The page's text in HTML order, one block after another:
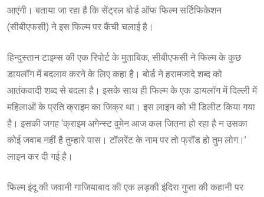
आएंगी। बताया जा रहा है कि सेंट्रल बोर्ड ऑफ फिल्म सर्टिफिकेशन
(सीबीएफसी) ने इस फिल्म पर कैंची चलाई है।
हिन्दुस्तान टाइम्स की एक रिपोर्ट के मुताबिक, सीबीएफसी ने फिल्म के कुछ
डायलॉग में बदलाव करने के लिए कहा है। बोर्ड ने हरामजादे शब्द को
आतंकवादी शब्द से बदला है। इसके साथ ही फिल्म के एक डायलॉग में दिल्ली में
महिलाओं के प्रति क्राइम का जिक्र था। इस लाइन को भी डिलीट किया गया
है। इसकी जगह ‘क्राइम अगेन्स्ट वुमेन आज कल जितना हो रहा है न उसका
कोई जवाब नहीं है तुम्हारे पास। टॉलरेंट के नाम पर तो फ्रॉड हो तुम लोग।’
लाइन कर दी गई है।
फिल्म इंदू की जवानी गाजियाबाद की एक लड़की इंदिरा गुप्ता की कहानी पर